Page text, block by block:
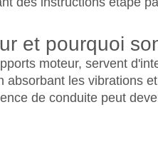
et pourquoi
moteur, servent
les vibrations
de conduite peut